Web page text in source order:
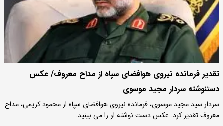
تقدیر فرمانده نیروی هوافضای سپاه از مداح معروف/ عکس
دستنوشته سردار مجید موسوی
سردار سید مجید موسوی، فرمانده نیروی هوافضای سپاه از محمود کریمی، مداح
معروف تقدیر کرد. عکس دست نوشته او را می بینید.